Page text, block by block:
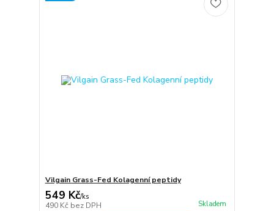
Vilgain Grass-Fed Kolagenní peptidy
549 Kč/ks
490 Kč bez DPH Skladem